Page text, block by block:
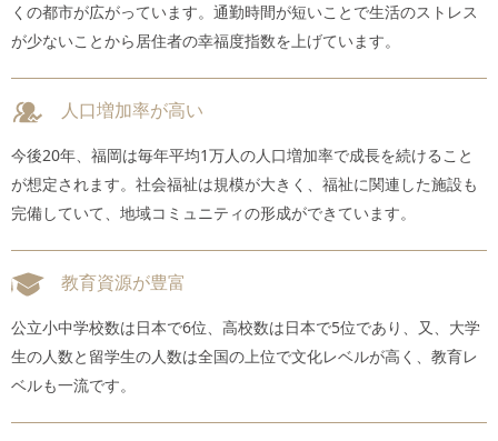
くの都市が広がっています。通勤時間が短いことで生活のストレス
が少ないことから居住者の幸福度指数を上げています。
人口増加率が高い
今後20年、福岡は毎年平均1万人の人口増加率で成長を続けること
が想定されます。社会福祉は規模が大きく、福祉に関連した施設も
完備していて、地域コミュニティの形成ができています。
教育資源が豊富
公立小中学校数は日本で6位、高校数は日本で5位であり、又、大学
生の人数と留学生の人数は全国の上位で文化レベルが高く、教育レ
ベルも一流です。